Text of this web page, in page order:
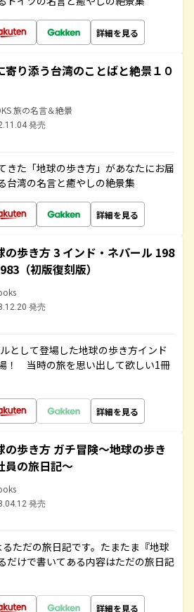
詳細を見る
寄り添う台湾のことばと絶景１０
旅の名言＆絶景
発売
きた「地球の歩き方」があなたにお届
台湾の名言と癒やしの絶景集
詳細を見る
の歩き方 3 インド・ネパール 198
（初版復刻版）
発売
として登場した地球の歩き方インド
！ 当時の旅を思い出して欲しい1冊
詳細を見る
の歩き方 ガチ冒険～地球の歩き
員の旅日記～
発売
ただの旅日記です。たまたま『地球
だけで書いてある内容はただの旅日記
詳細を見る